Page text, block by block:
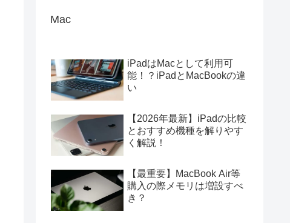
Mac
iPadはMacとして利用可
能！？iPadとMacBookの違
い
【2026年最新】iPadの比較
とおすすめ機種を解りやす
く解説！
【最重要】MacBook Air等
購入の際メモリは増設すべ
き？